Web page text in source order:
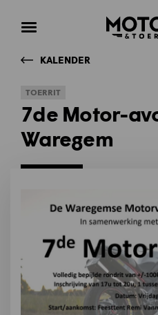
Open
KALENDER
TOERRIT
7de Motor-
Waregem